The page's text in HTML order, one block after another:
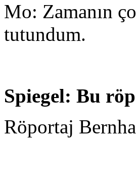
Mo: Zamanın
tutundum.
Spiegel: Bu
Röportaj